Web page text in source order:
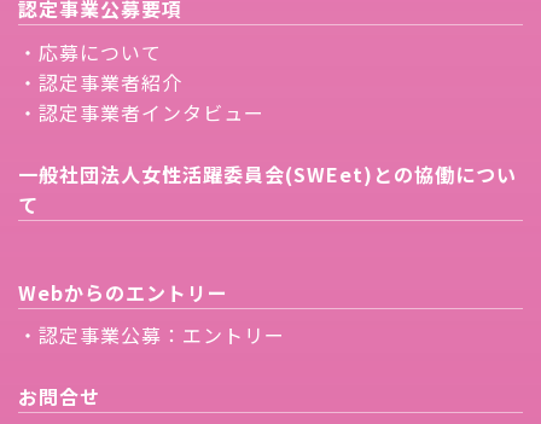
認定事業公募要項
・応募について
・認定事業者紹介
・認定事業者インタビュー
一般社団法人女性活躍委員会(SWEet)との協働につい
て
Webからのエントリー
・認定事業公募：エントリー
お問合せ